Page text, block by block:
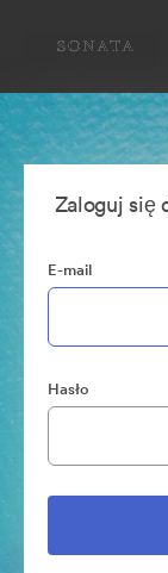
Zaloguj się
E-mail
Hasło